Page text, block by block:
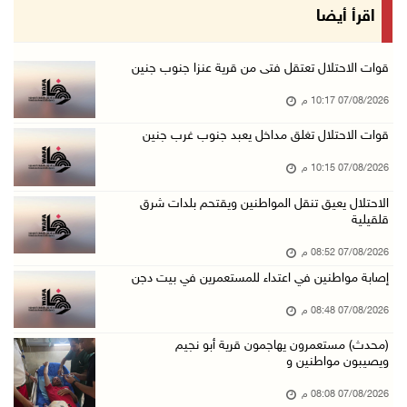
الرئاسة ترحب باتفاقية مكة للدفاع المشترك بين ...
3 إصابات إثر تعرضهم للطعن في الطيبة داخل أراض ...
07/آب/2026 04:57 م
07/آب/2026 02:38 م
مستعمرون ينفذون جولات استفزازية في عدة مناطق ...
اقرأ أيضا
قوات الاحتلال تعتقل فتى من قرية عنزا جنوب جنين
07/08/2026 10:17 م
قوات الاحتلال تغلق مداخل يعبد جنوب غرب جنين
07/08/2026 10:15 م
الاحتلال يعيق تنقل المواطنين ويقتحم بلدات شرق
قلقيلية
07/08/2026 08:52 م
إصابة مواطنين في اعتداء للمستعمرين في بيت دجن
07/08/2026 08:48 م
(محدث) مستعمرون يهاجمون قرية أبو نجيم
ويصيبون مواطنين و
07/08/2026 08:08 م